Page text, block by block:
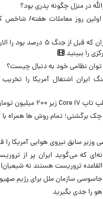
در منزل چگونه پدری بود؟
را ببینید
توان نظامی خود به دنبال چیست؟
ایران اشتغال آمریکا را تخریب
چک برگشتی؛ تمام روش ها همراه
وزیر سابق نیروی هوایی آمریکا را
که می‌گوید ایران پر از
تروریست هستند نه شیعیان!
سازمان ملل برای رژیم
را جدی بگیرید